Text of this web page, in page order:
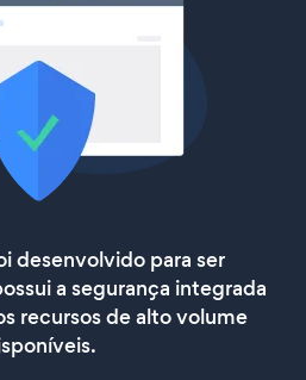
desenvolvido para ser
a segurança integrada
recursos de alto volume